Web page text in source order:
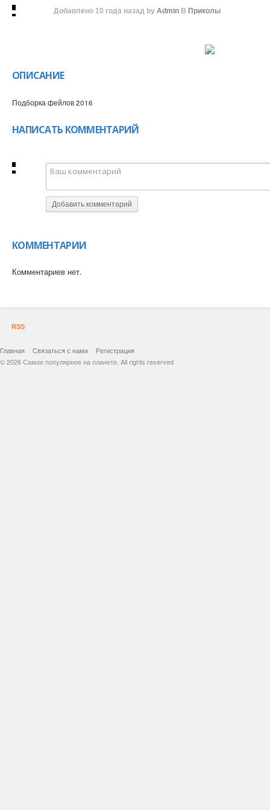
Добавлено 10 года назадby AdminВ Приколы
ОПИСАНИЕ
Подборка фейлов 2016
НАПИСАТЬ КОММЕНТАРИЙ
Добавить комментарий
КОММЕНТАРИИ
Комментариев нет.
RSS
Главная Связаться с нами
Регистрация
© 2026 Самое популярное на планете. All rights reserved